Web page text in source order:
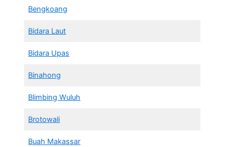
Bengkoang
Bidara Laut
Bidara Upas
Binahong
Blimbing Wuluh
Brotowali
Buah Makassar